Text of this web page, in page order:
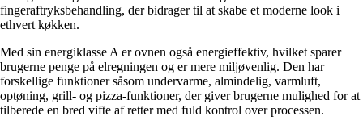
fingeraftryksbehandling, der bidrager til at skabe et moderne look i
ethvert køkken.
Med sin energiklasse A er ovnen også energieffektiv, hvilket sparer
brugerne penge på elregningen og er mere miljøvenlig. Den har
forskellige funktioner såsom undervarme, almindelig, varmluft,
optøning, grill- og pizza-funktioner, der giver brugerne mulighed for at
tilberede en bred vifte af retter med fuld kontrol over processen.